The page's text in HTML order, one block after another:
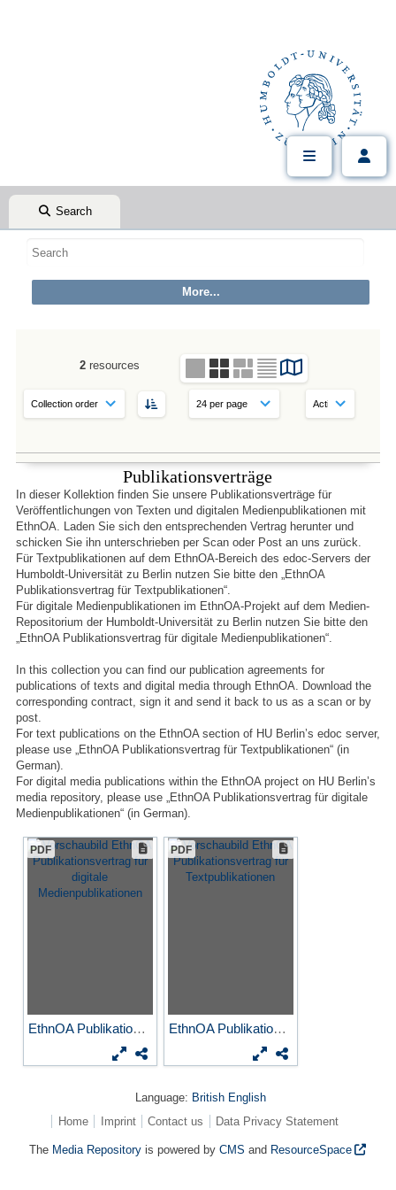
Search
2 resources
Publikationsverträge
In dieser Kollektion finden Sie unsere Publikationsverträge für
Veröffentlichungen von Texten und digitalen Medienpublikationen mit
EthnOA. Laden Sie sich den entsprechenden Vertrag herunter und
schicken Sie ihn unterschrieben per Scan oder Post an uns zurück.
Für Textpublikationen auf dem EthnOA-Bereich des edoc-Servers der
Humboldt-Universität zu Berlin nutzen Sie bitte den „EthnOA
Publikationsvertrag für Textpublikationen“.
Für digitale Medienpublikationen im EthnOA-Projekt auf dem Medien-
Repositorium der Humboldt-Universität zu Berlin nutzen Sie bitte den
„EthnOA Publikationsvertrag für digitale Medienpublikationen“.
In this collection you can find our publication agreements for
publications of texts and digital media through EthnOA. Download the
corresponding contract, sign it and send it back to us as a scan or by
post.
For text publications on the EthnOA section of HU Berlin’s edoc server,
please use „EthnOA Publikationsvertrag für Textpublikationen“ (in
German).
For digital media publications within the EthnOA project on HU Berlin’s
media repository, please use „EthnOA Publikationsvertrag für digitale
Medienpublikationen“ (in German).
PDF
EthnOA Publikationsvertrag...
PDF
EthnOA Publikationsvertrag...
Language: British English
Home
Imprint Contact us Data Privacy Statement
The Media Repository is powered byCMS and ResourceSpace